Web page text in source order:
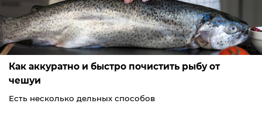
Как аккуратно и быстро почистить рыбу от
чешуи
Есть несколько дельных способов